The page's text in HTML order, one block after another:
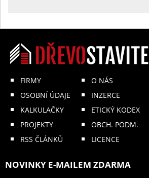
FIRMY
OSOBNÍ ÚDAJE
KALKULAČKY
PROJEKTY
RSS ČLÁNKŮ
O NÁS
INZERCE
ETICKÝ KODEX
OBCH. PODM.
LICENCE
NOVINKY E-MAILEM ZDARMA